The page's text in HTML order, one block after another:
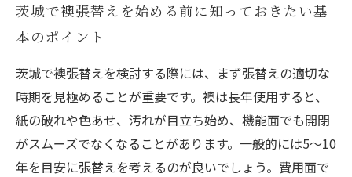
る方法と手順
張替え後のメンテナンスで長持ち！茨城の襖を
美しく保つ秘訣
茨城で襖修理と張替え、どちらを選ぶべき？メ
リット・デメリット比較
茨城の家をもっと快適に！襖張替えで叶える和
モダンな住まい
茨城で襖張替えを始める前に知っておきたい基
本のポイント
茨城で襖張替えを検討する際には、まず張替えの適切な
時期を見極めることが重要です。襖は長年使用すると、
紙の破れや色あせ、汚れが目立ち始め、機能面でも開閉
がスムーズでなくなることがあります。一般的には5〜10
年を目安に張替えを考えるのが良いでしょう。費用面で